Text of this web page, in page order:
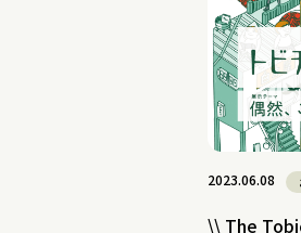
2023.06.08
\\ The